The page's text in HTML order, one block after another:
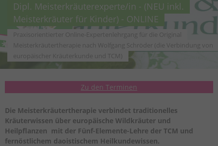
Dipl. Meisterkräuterexperte/in - (NEU inkl.
Meisterkräuter für Kinder) - ONLINE
Praxisorientierter Online-Expertenlehrgang für die Original
Meisterkräutertherapie nach Wolfgang Schröder (die Verbindung von
europäischer Kräuterkunde und TCM)
Zu den Terminen
Die Meisterkräutertherapie verbindet traditionelles
Kräuterwissen über europäische Wildkräuter und
Heilpflanzen mit der Fünf-Elemente-Lehre der TCM und
fernöstlichem daoistischem Heilkundewissen.